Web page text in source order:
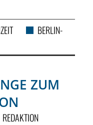
BERLIN-
ZUM
REDAKTION